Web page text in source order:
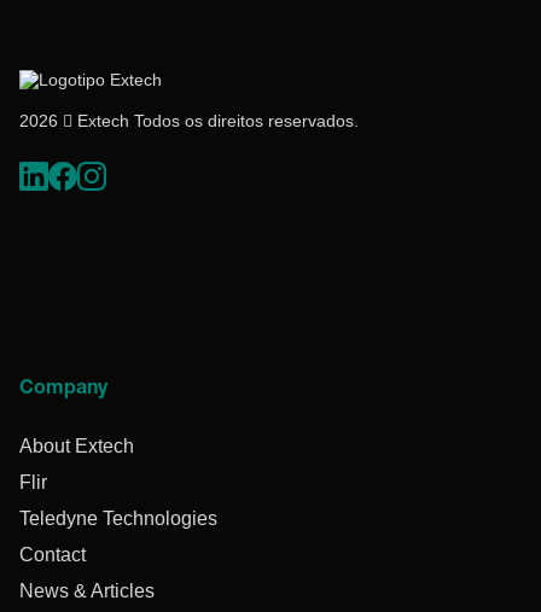
2026  Extech Todos os direitos reservados.
Company
About Extech
Flir
Teledyne Technologies
Contact
News & Articles